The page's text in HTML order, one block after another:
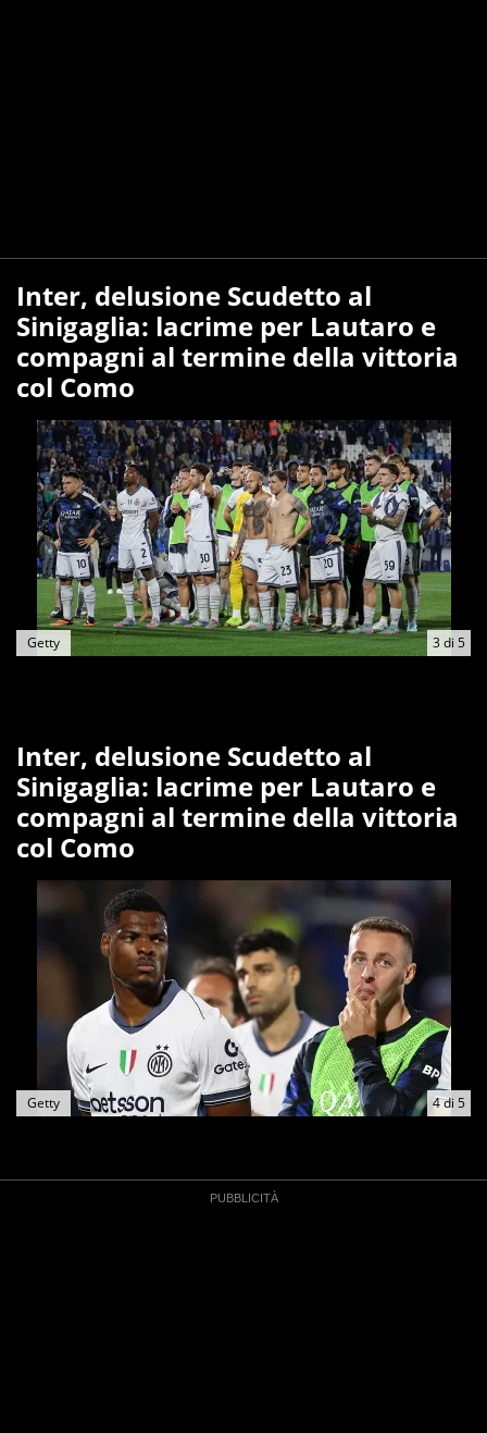
Inter, delusione Scudetto al
Sinigaglia: lacrime per Lautaro e
compagni al termine della vittoria
col Como
3di 5
Getty
Inter, delusione Scudetto al
Sinigaglia: lacrime per Lautaro e
compagni al termine della vittoria
col Como
4di 5
Getty